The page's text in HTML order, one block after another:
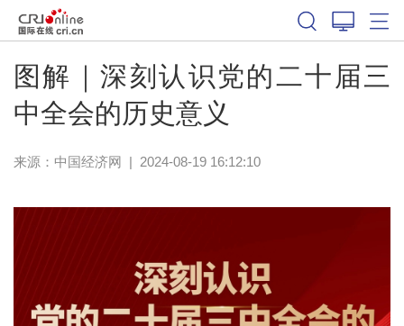
图解｜深刻认识党的二十届三
中全会的历史意义
来源： 中国经济网 | 2024-08-19 16:12:10